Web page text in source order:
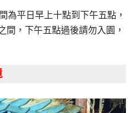
為平日早上十點到下午五點，
間，下午五點過後請勿入園，